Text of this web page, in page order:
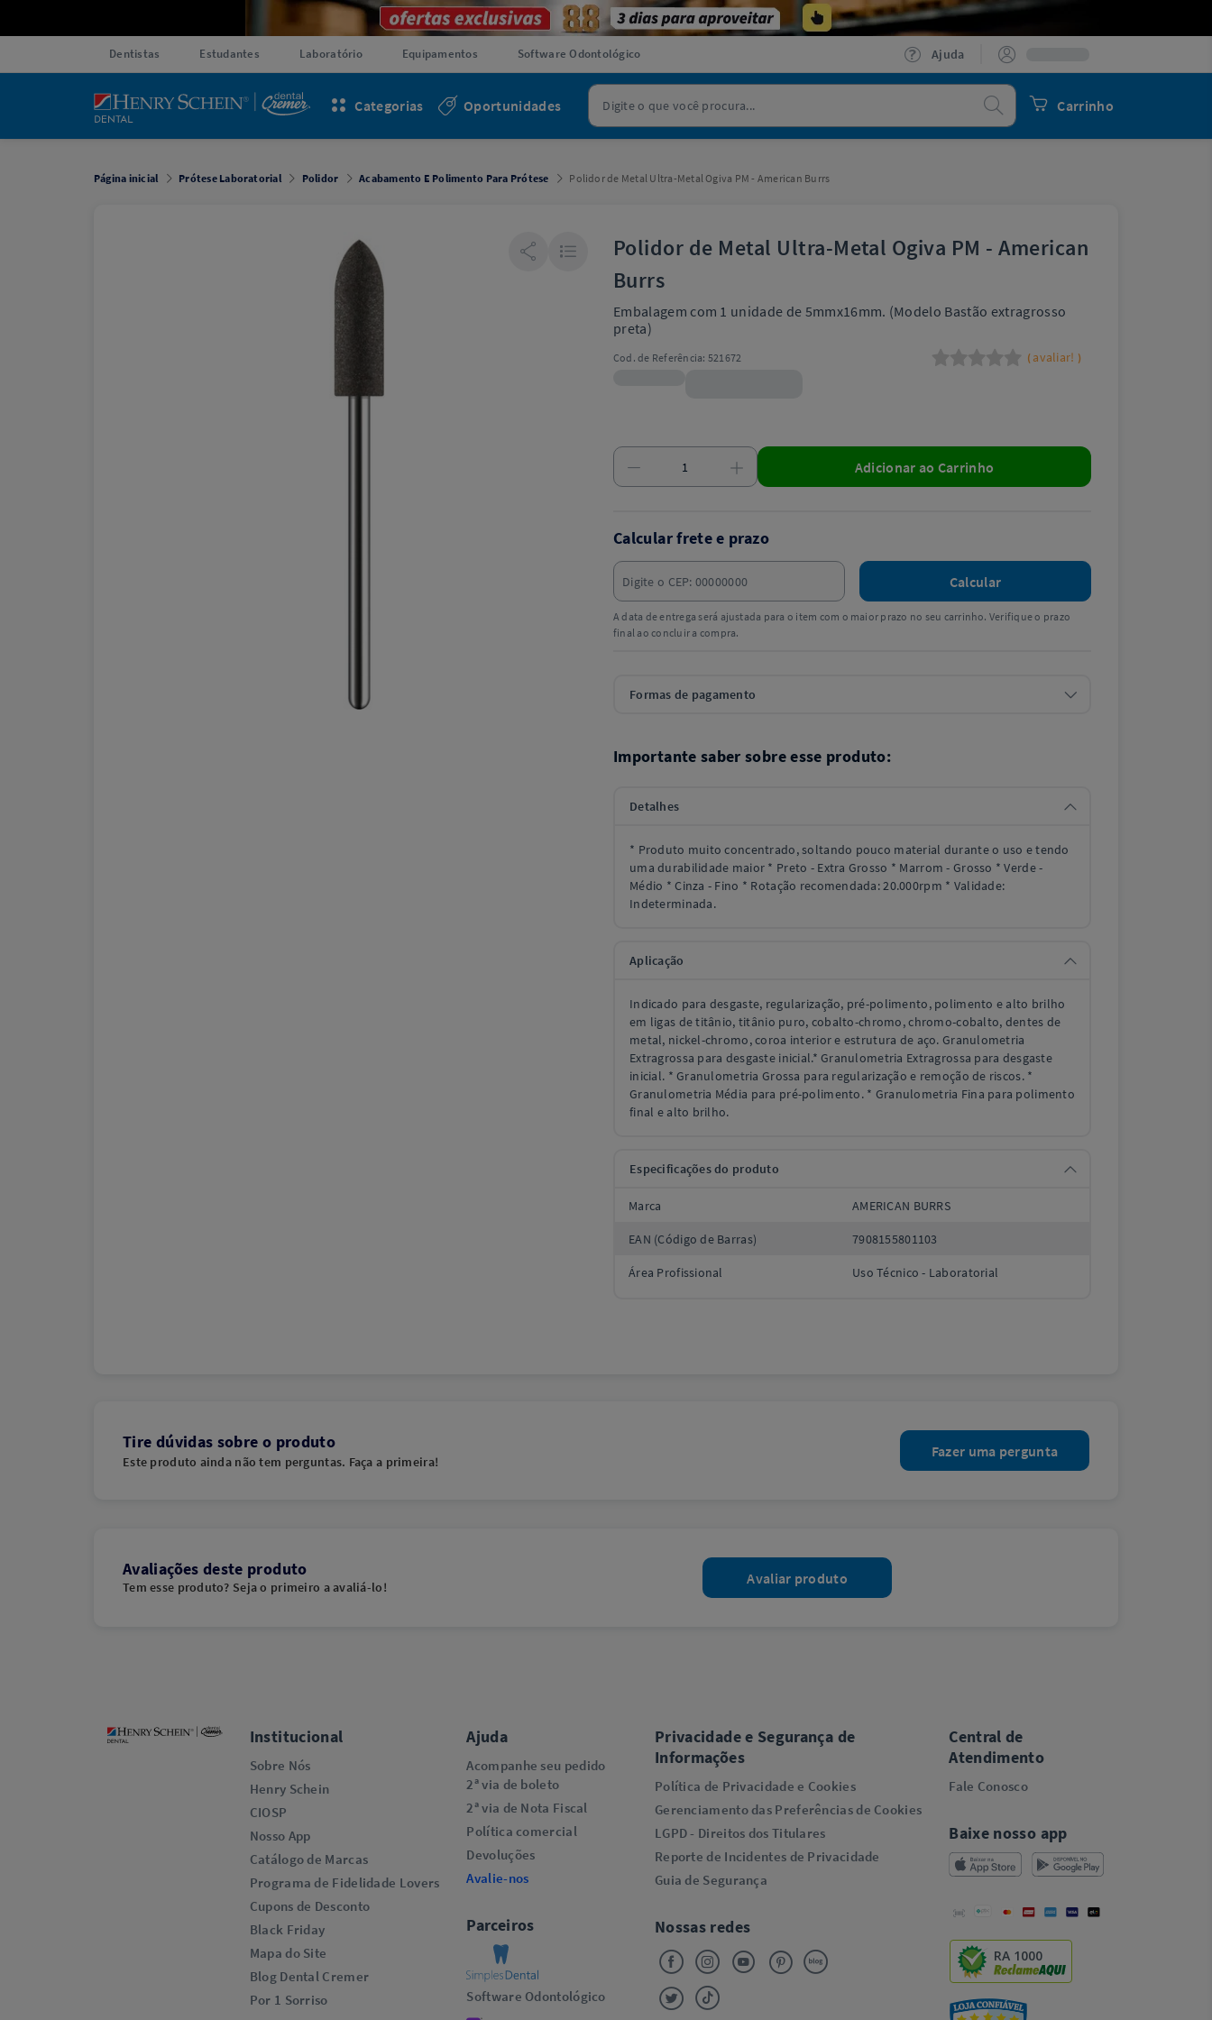
Dentistas Estudantes Laboratório Equipamentos Software Odontológico Ajuda
Carrinho
Procurar
Oportunidades
Categorias
Página inicial Prótese Laboratorial Polidor Acabamento E Polimento Para Prótese Polidor de Metal Ultra-Metal Ogiva PM - American Burrs
Polidor de Metal Ultra-Metal Ogiva PM - American
Burrs
Embalagem com 1 unidade de 5mmx16mm. (Modelo Bastão extragrosso
preta)
Cod. de Referência: 521672 ( avaliar! )
Adicionar ao Carrinho
Calcular frete e prazo
Calcular
A data de entrega será ajustada para o item com o maior prazo no seu carrinho. Verifique o prazo
final ao concluir a compra.
Formas de pagamento
Importante saber sobre esse produto:
Detalhes
* Produto muito concentrado, soltando pouco material durante o uso e tendo
uma durabilidade maior * Preto - Extra Grosso * Marrom - Grosso * Verde -
Médio * Cinza - Fino * Rotação recomendada: 20.000rpm * Validade:
Indeterminada.
Aplicação
Indicado para desgaste, regularização, pré-polimento, polimento e alto brilho
em ligas de titânio, titânio puro, cobalto-chromo, chromo-cobalto, dentes de
metal, nickel-chromo, coroa interior e estrutura de aço. Granulometria
Extragrossa para desgaste inicial.* Granulometria Extragrossa para desgaste
inicial. * Granulometria Grossa para regularização e remoção de riscos. *
Granulometria Média para pré-polimento. * Granulometria Fina para polimento
final e alto brilho.
Especificações do produto
Marca AMERICAN BURRS
EAN (Código de Barras) 7908155801103
Área Profissional Uso Técnico - Laboratorial
Tire dúvidas sobre o produto
Este produto ainda não tem perguntas. Faça a primeira!
Fazer uma pergunta
Avaliações deste produto
Tem esse produto? Seja o primeiro a avaliá-lo!
Avaliar produto
Institucional
Sobre Nós
Henry Schein
CIOSP
Nosso App
Catálogo de Marcas
Programa de Fidelidade Lovers​
Cupons de Desconto
Black Friday
Mapa do Site
Blog Dental Cremer
Por 1 Sorriso
Ajuda
Acompanhe seu pedido
2ª via de boleto
2ª via de Nota Fiscal
Política comercial
Devoluções
Avalie-nos
Parceiros
Software Odontológico
Privacidade e Segurança de
Informações
Política de Privacidade e Cookies
Gerenciamento das Preferências de Cookies
LGPD - Direitos dos Titulares
Reporte de Incidentes de Privacidade
Guia de Segurança
Nossas redes
Central de
Atendimento
Fale Conosco
Baixe nosso app
RA 1000